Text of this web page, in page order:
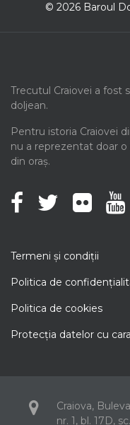
© 2026 Baroul
Trecutul Craiovei a fost
doljean.
Pentru istoria Craiovei
nu a reprezentat doar
din oraș.
Termeni şi condiţii
Politica de
Politica de cookies
Protecţia datelor cu
Craiova,
nr. 1, bl. 17D,